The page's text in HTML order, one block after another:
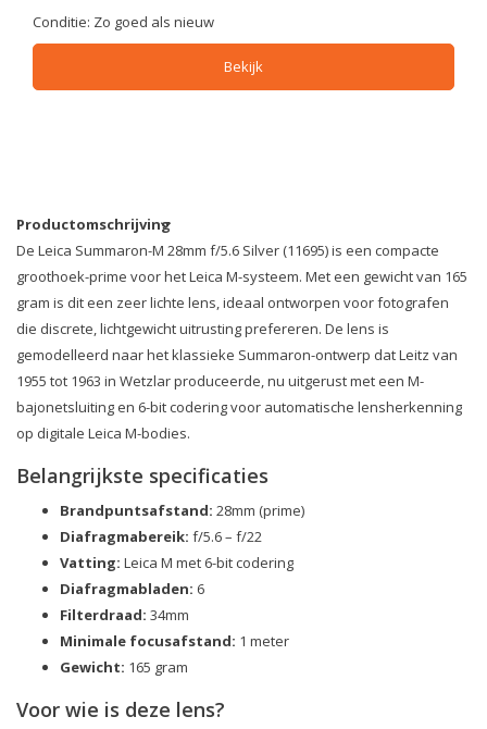
Conditie: Zo goed als nieuw
Bekijk
Productomschrijving
De Leica Summaron-M 28mm f/5.6 Silver (11695) is een compacte
groothoek-prime voor het Leica M-systeem. Met een gewicht van 165
gram is dit een zeer lichte lens, ideaal ontworpen voor fotografen
die discrete, lichtgewicht uitrusting prefereren. De lens is
gemodelleerd naar het klassieke Summaron-ontwerp dat Leitz van
1955 tot 1963 in Wetzlar produceerde, nu uitgerust met een M-
bajonetsluiting en 6-bit codering voor automatische lensherkenning
op digitale Leica M-bodies.
Belangrijkste specificaties
Brandpuntsafstand: 28mm (prime)
Diafragmabereik: f/5.6 – f/22
Vatting: Leica M met 6-bit codering
Diafragmabladen: 6
Filterdraad: 34mm
Minimale focusafstand: 1 meter
Gewicht: 165 gram
Voor wie is deze lens?